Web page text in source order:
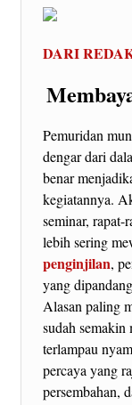
DARI
Pemuridan
dengar dari
benar
kegiatannya.
seminar,
lebih sering
penginjilan,
yang
Alasan paling
sudah semakin
terlampau
percaya yang
persembahan,